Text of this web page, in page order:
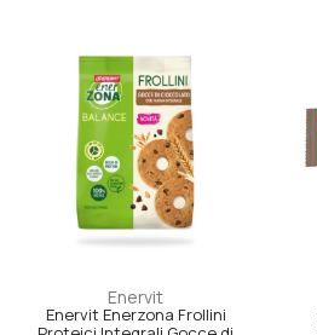
Enervit
Enervit Enerzona Frollini